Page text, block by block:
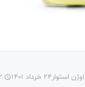
اوژن استوار24 خرداد 1401